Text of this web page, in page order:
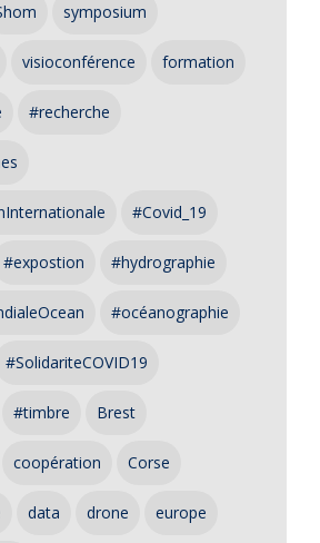
symposium
visioconférence formation
#recherche
#Covid_19
#expostion #hydrographie
#océanographie
#SolidariteCOVID19
#timbre Brest
coopération Corse
data drone europe